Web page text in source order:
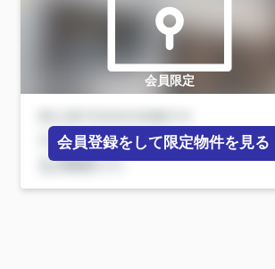
会員限定
会員登録をして限定物件を見る